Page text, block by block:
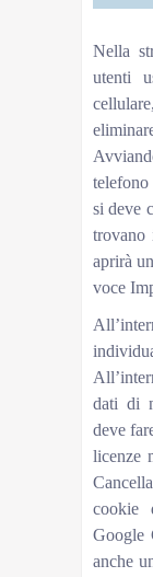
Nella
utenti
si deve
trovano
aprirà
voce
dati di
deve
licenze
cookie
Google
anche